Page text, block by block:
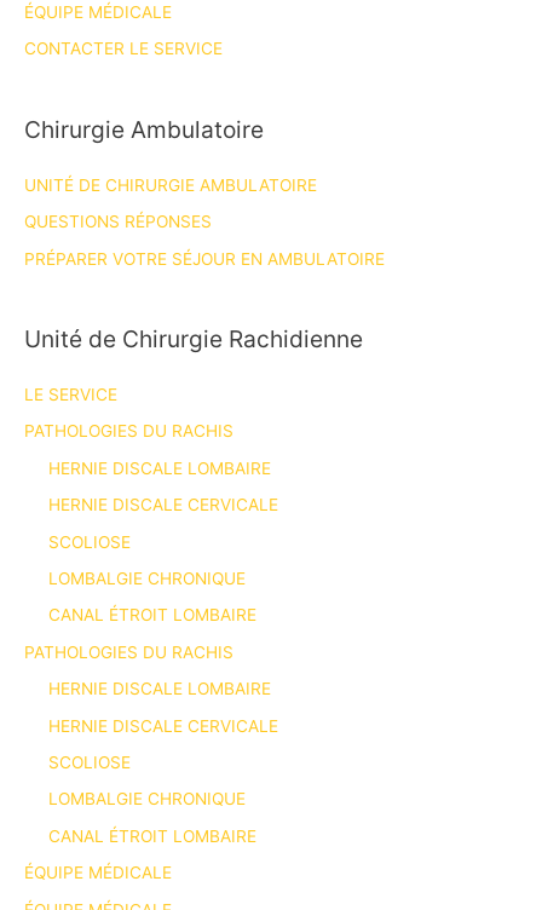
ÉQUIPE MÉDICALE
CONTACTER LE SERVICE
Chirurgie Ambulatoire
UNITÉ DE CHIRURGIE AMBULATOIRE
QUESTIONS RÉPONSES
PRÉPARER VOTRE SÉJOUR EN AMBULATOIRE
Unité de Chirurgie Rachidienne
LE SERVICE
PATHOLOGIES DU RACHIS
HERNIE DISCALE LOMBAIRE
HERNIE DISCALE CERVICALE
SCOLIOSE
LOMBALGIE CHRONIQUE
CANAL ÉTROIT LOMBAIRE
PATHOLOGIES DU RACHIS
HERNIE DISCALE LOMBAIRE
HERNIE DISCALE CERVICALE
SCOLIOSE
LOMBALGIE CHRONIQUE
CANAL ÉTROIT LOMBAIRE
ÉQUIPE MÉDICALE